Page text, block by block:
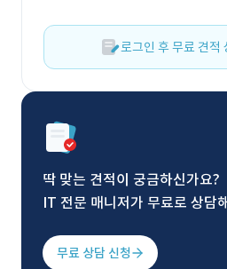
로그인 후 무료 견적
딱 맞는 견적이 궁금하신가요?
IT 전문 매니저가 무료로 상담
무료 상담 신청